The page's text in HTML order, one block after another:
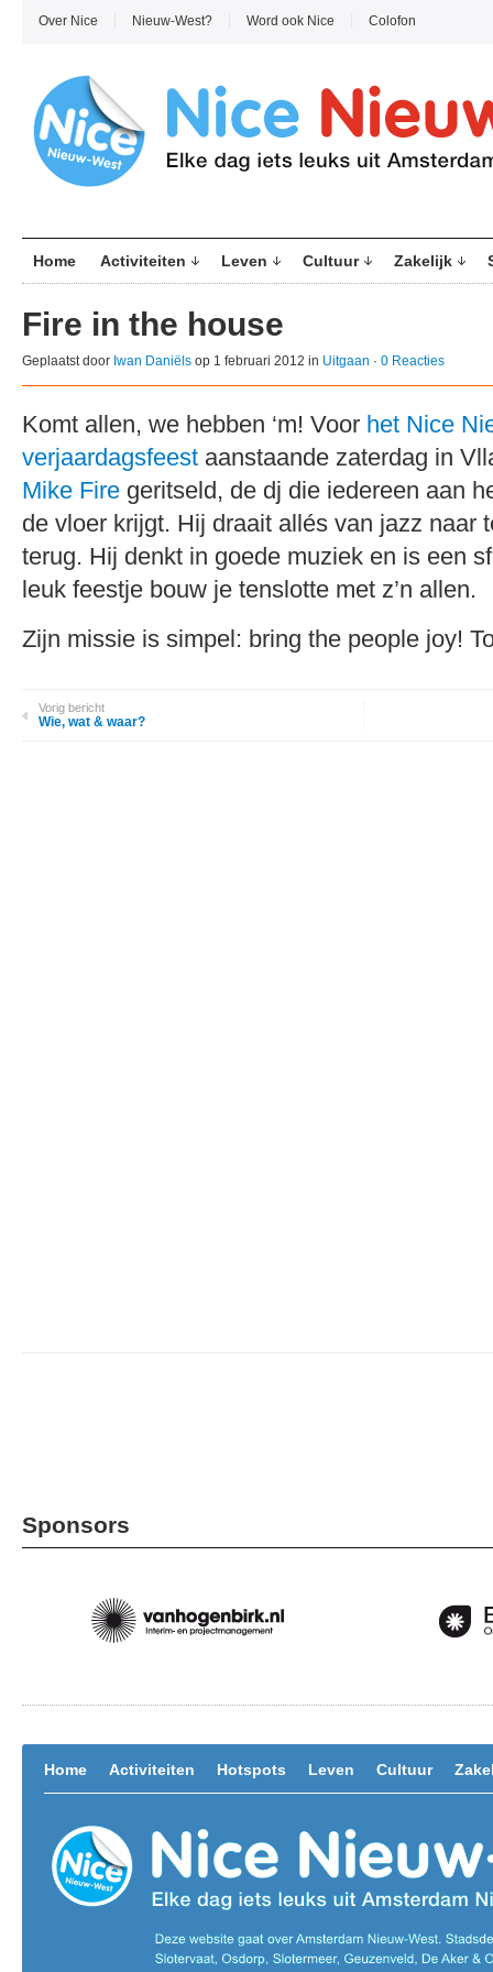
Over Nice Nieuw-West? Word ook Nice Colofon
Home Activiteiten Leven Cultuur Zakelijk
Fire in the house
Geplaatst door Iwan Daniëls op 1 februari 2012 in Uitgaan · 0 Reacties
Komt allen, we hebben ‘m! Voor het Nice
verjaardagsfeest aanstaande zaterdag in
Mike Fire geritseld, de dj die iedereen aan
de vloer krijgt. Hij draait allés van jazz naar
terug. Hij denkt in goede muziek en is een
leuk feestje bouw je tenslotte met z’n allen.
Zijn missie is simpel: bring the people joy!
Vorig bericht
Wie, wat & waar?
Sponsors
Home Activiteiten Hotspots Leven Cultuur